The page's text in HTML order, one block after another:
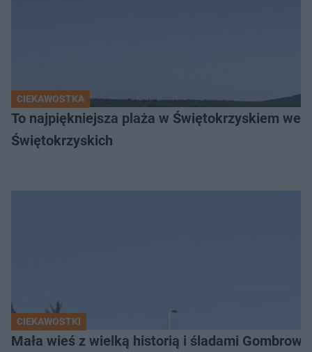
CIEKAWOSTKA
To najpiękniejsza plaża w Świętokrzyskiem
Świętokrzyskich
CIEKAWOSTKI
Mała wieś z wielką historią i śladami